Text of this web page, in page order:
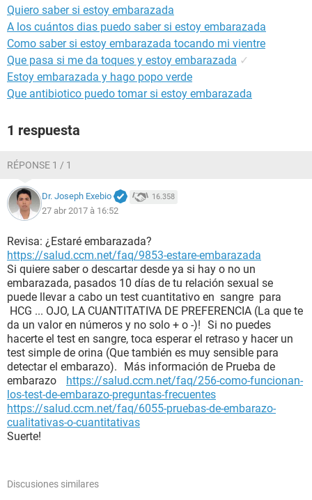
Quiero saber si estoy embarazada
A los cuántos dias puedo saber si estoy embarazada
Como saber si estoy embarazada tocando mi vientre
Que pasa si me da toques y estoy embarazada ✓
Estoy embarazada y hago popo verde
Que antibiotico puedo tomar si estoy embarazada
1 respuesta
RÉPONSE 1 / 1
Dr. Joseph Exebio 16.358
27 abr 2017 à 16:52
Revisa: ¿Estaré embarazada?
https://salud.ccm.net/faq/9853-estare-embarazada
Si quiere saber o descartar desde ya si hay o no un
embarazada, pasados 10 días de tu relación sexual se
puede llevar a cabo un test cuantitativo en sangre para
HCG ... OJO, LA CUANTITATIVA DE PREFERENCIA (La que te
da un valor en números y no solo + o -)! Si no puedes
hacerte el test en sangre, toca esperar el retraso y hacer un
test simple de orina (Que también es muy sensible para
detectar el embarazo). Más información de Prueba de
embarazo https://salud.ccm.net/faq/256-como-funcionan-
los-test-de-embarazo-preguntas-frecuentes
https://salud.ccm.net/faq/6055-pruebas-de-embarazo-
cualitativas-o-cuantitativas
Suerte!
Discusiones similares